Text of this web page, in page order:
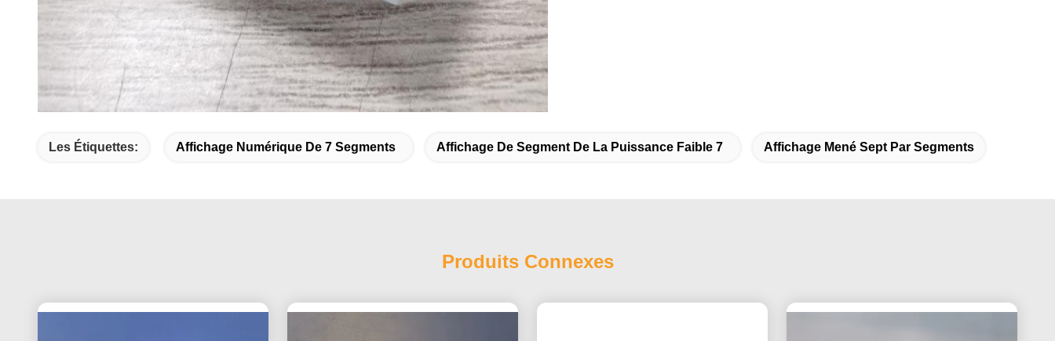
Les Étiquettes: Affichage Numérique De 7 Segments Affichage De Segment De La Puissance Faible 7 Affichage Mené Sept Par Segments
Produits Connexes